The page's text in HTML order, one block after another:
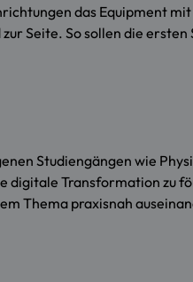
das Equipment
Seite. So sollen die
Studiengängen wie
Transformation zu
Thema praxisnah